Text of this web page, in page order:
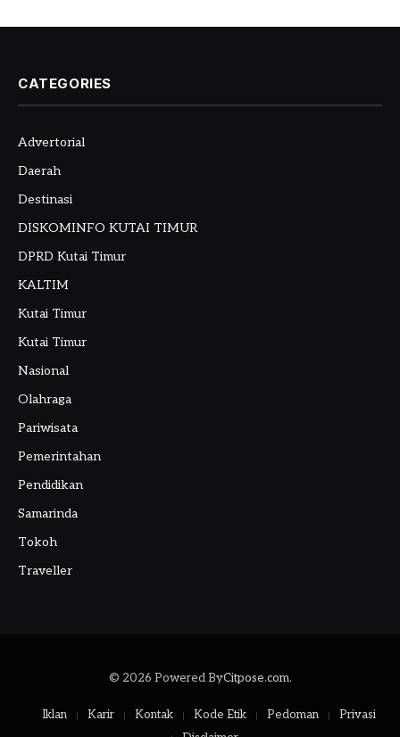
CATEGORIES
Advertorial
Daerah
Destinasi
DISKOMINFO KUTAI TIMUR
DPRD Kutai Timur
KALTIM
Kutai Timur
Kutai Timur
Nasional
Olahraga
Pariwisata
Pemerintahan
Pendidikan
Samarinda
Tokoh
Traveller
© 2026 Powered ByCitpose.com.
Iklan Karir Kontak Kode Etik Pedoman
Privasi